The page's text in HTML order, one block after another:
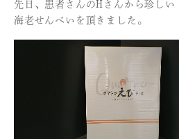
先日、患者さんのHさんから珍しい
海老せんべいを頂きました。